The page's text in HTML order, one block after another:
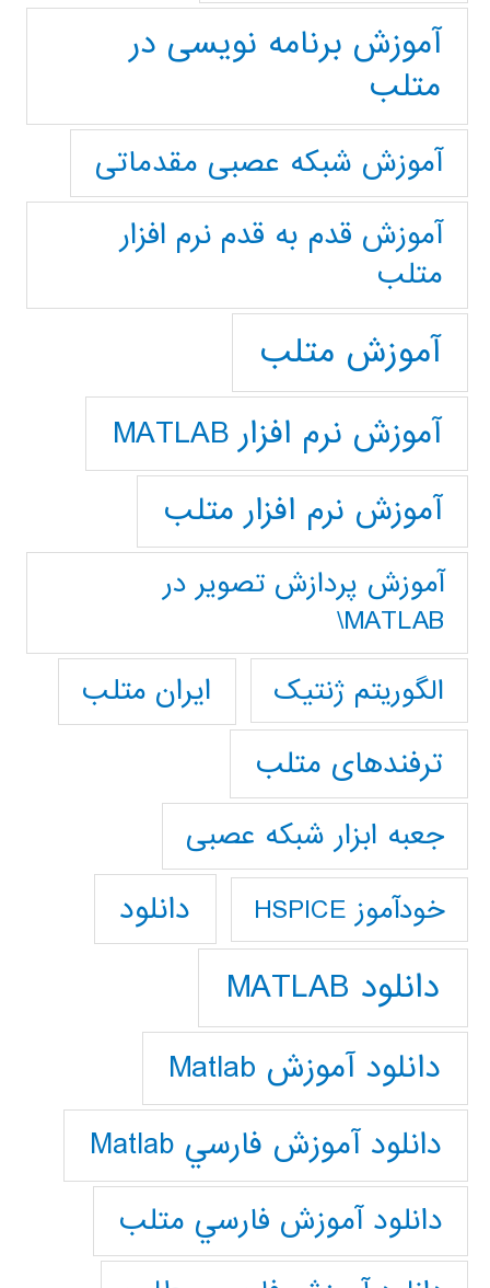
آموزش برنامه نویسی در
متلب
آموزش شبکه عصبی مقدماتی
آموزش قدم به قدم نرم افزار
متلب
آموزش متلب
آموزش نرم افزار MATLAB
آموزش نرم افزار متلب
آموزش پردازش تصوير در
MATLAB\
الگوریتم ژنتیک
ایران متلب
ترفندهای متلب
جعبه ابزار شبکه عصبی
خودآموز HSPICE دانلود
دانلود MATLAB
دانلود آموزش Matlab
دانلود آموزش فارسي Matlab
دانلود آموزش فارسي متلب